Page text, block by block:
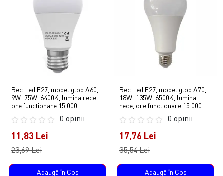
Bec Led E27, model glob A60,
9W=75W, 6400K, lumina rece,
ore functionare 15.000
0 opinii
11,83 Lei
23,69 Lei
Adaugă în Coş
Bec Led E27, model glob A70,
18W=135W, 6500K, lumina
rece, ore functionare 15.000
0 opinii
17,76 Lei
35,54 Lei
Adaugă în Coş